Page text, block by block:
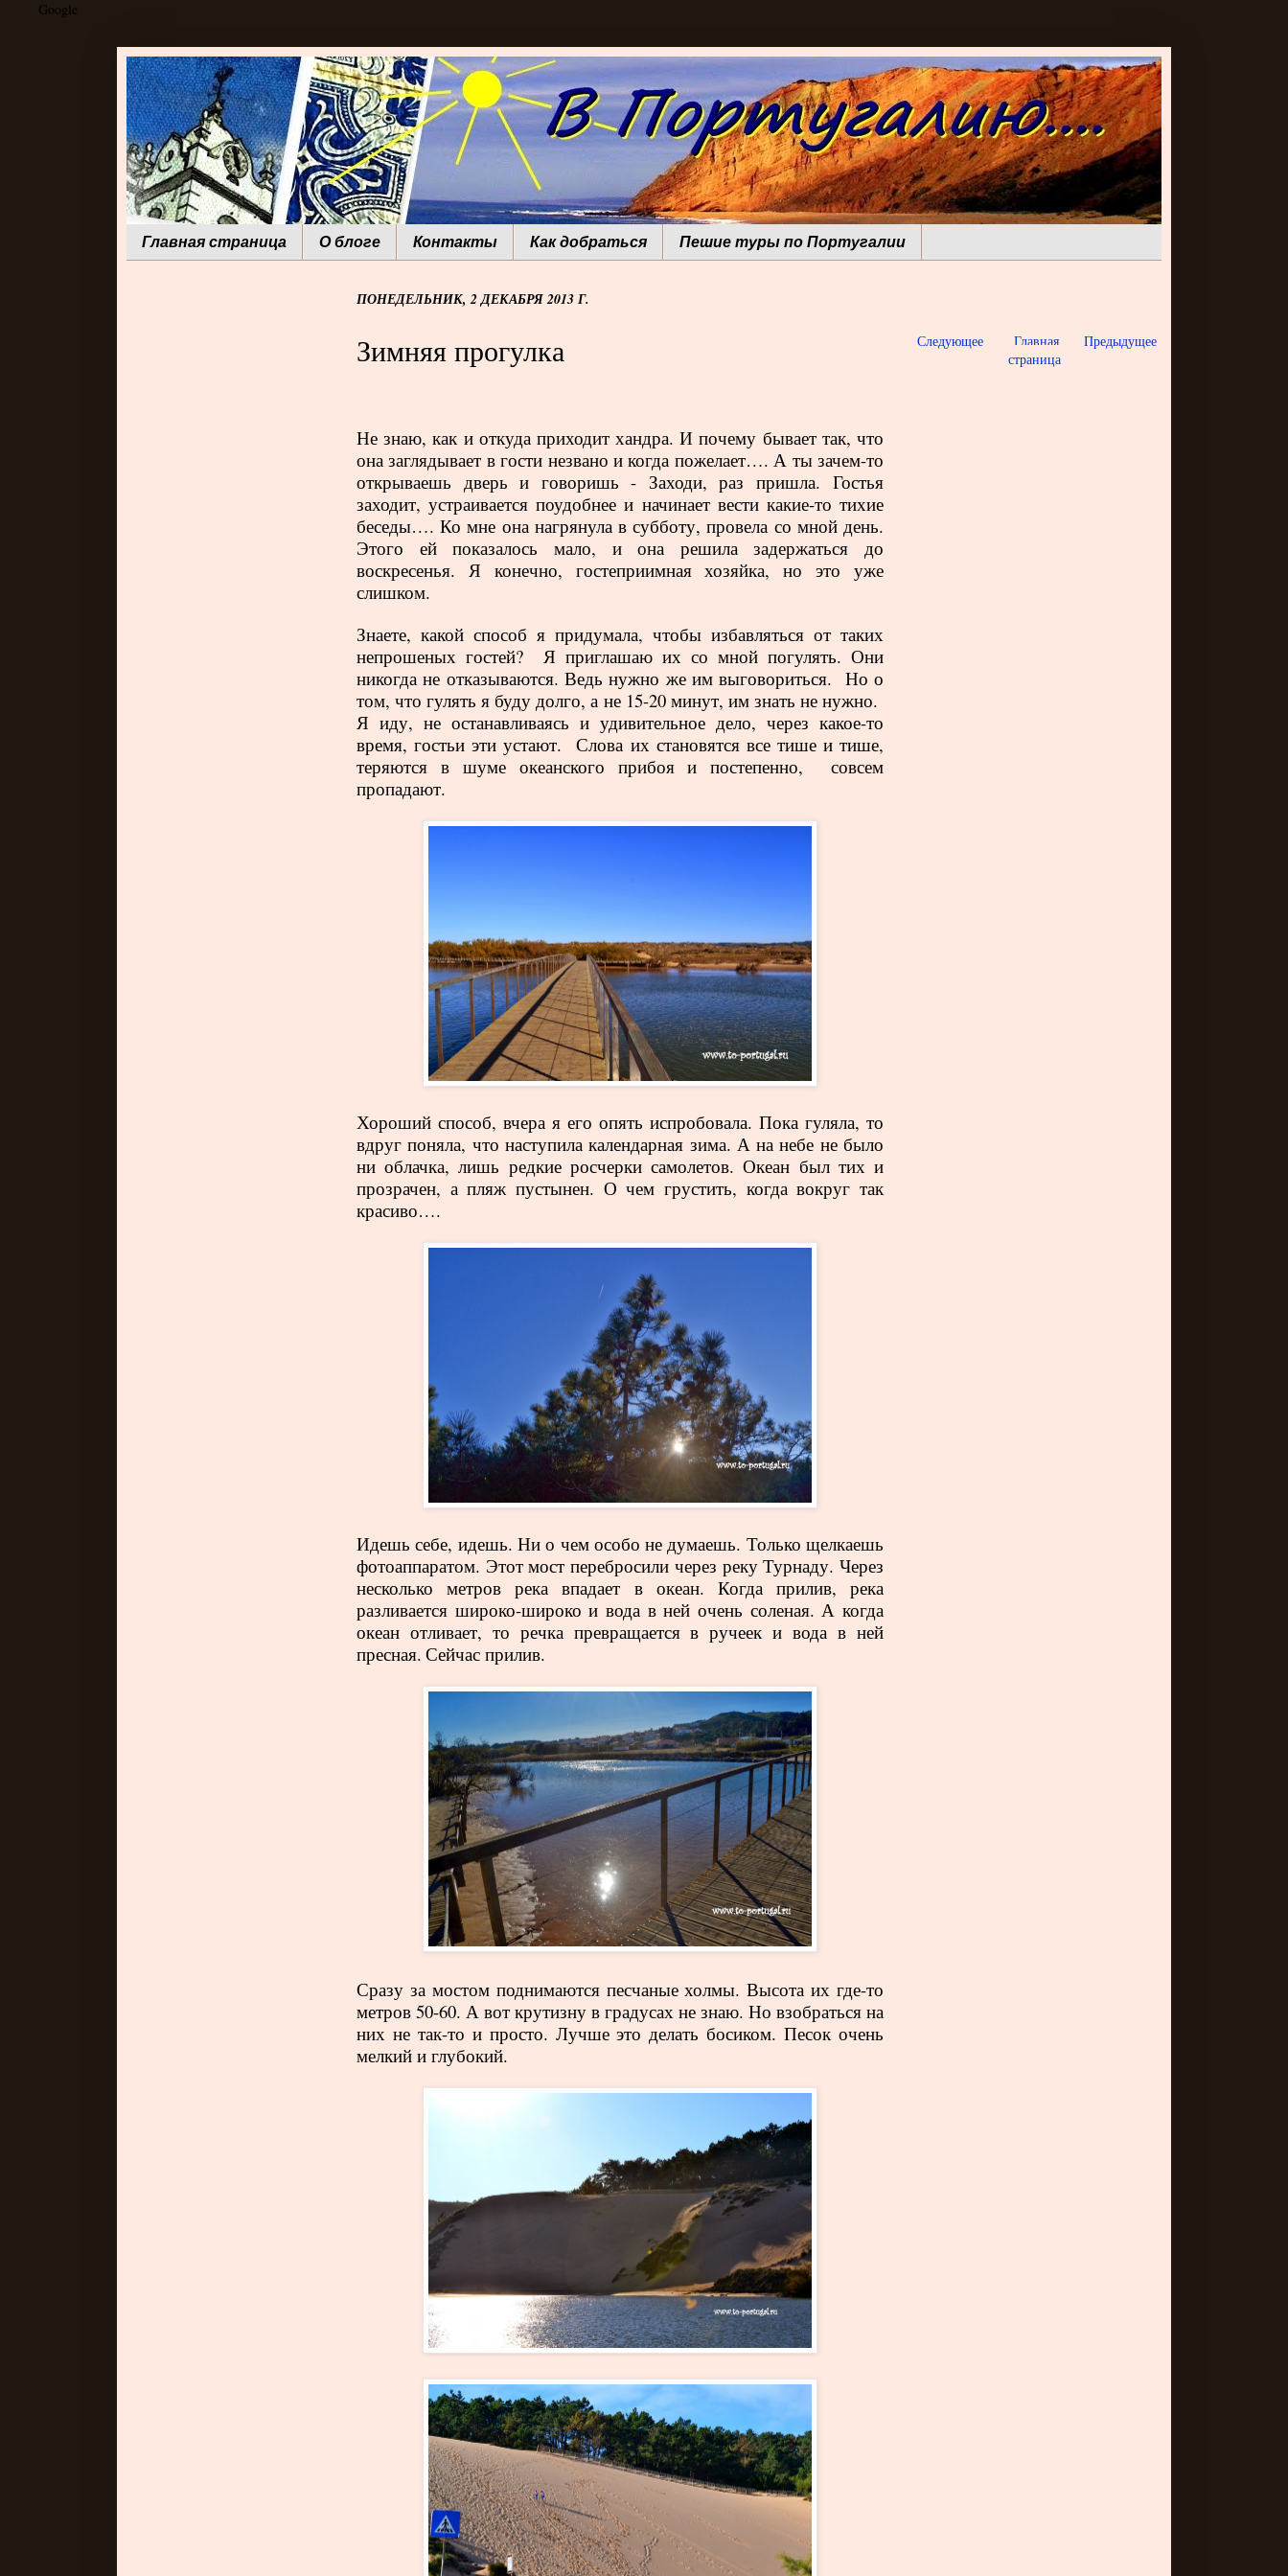
Google
Главная страница О блоге Контакты Как добраться Пешие туры по Португалии
ПОНЕДЕЛЬНИК, 2 ДЕКАБРЯ 2013 Г.
Зимняя прогулка
Не знаю, как и откуда приходит хандра. И почему бывает так, что
она заглядывает в гости незвано и когда пожелает…. А ты зачем-то
открываешь дверь и говоришь - Заходи, раз пришла. Гостья
заходит, устраивается поудобнее и начинает вести какие-то тихие
беседы…. Ко мне она нагрянула в субботу, провела со мной день.
Этого ей показалось мало, и она решила задержаться до
воскресенья. Я конечно, гостеприимная хозяйка, но это уже
слишком.
Знаете, какой способ я придумала, чтобы избавляться от таких
непрошеных гостей? Я приглашаю их со мной погулять. Они
никогда не отказываются. Ведь нужно же им выговориться. Но о
том, что гулять я буду долго, а не 15-20 минут, им знать не нужно.
Я иду, не останавливаясь и удивительное дело, через какое-то
время, гостьи эти устают. Слова их становятся все тише и тише,
теряются в шуме океанского прибоя и постепенно, совсем
пропадают.
Хороший способ, вчера я его опять испробовала. Пока гуляла, то
вдруг поняла, что наступила календарная зима. А на небе не было
ни облачка, лишь редкие росчерки самолетов. Океан был тих и
прозрачен, а пляж пустынен. О чем грустить, когда вокруг так
красиво….
Идешь себе, идешь. Ни о чем особо не думаешь. Только щелкаешь
фотоаппаратом. Этот мост перебросили через реку Турнаду. Через
несколько метров река впадает в океан. Когда прилив, река
разливается широко-широко и вода в ней очень соленая. А когда
океан отливает, то речка превращается в ручеек и вода в ней
пресная. Сейчас прилив.
Сразу за мостом поднимаются песчаные холмы. Высота их где-то
метров 50-60. А вот крутизну в градусах не знаю. Но взобраться на
них не так-то и просто. Лучше это делать босиком. Песок очень
мелкий и глубокий.
Следующее Предыдущее
Главная
страница